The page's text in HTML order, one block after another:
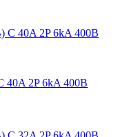
40A 2P 6kA 400В